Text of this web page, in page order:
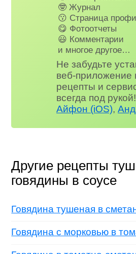
🤓 Журнал
😗 Страница
😋 Фотоотчеты
😃 Комментарии
и многое другое…
Не забудьте
веб-приложение
рецепты и
всегда под рукой!
Айфон (iOS),
Другие рецепты
говядины в соусе
Говядина тушеная в
Говядина с морковью в